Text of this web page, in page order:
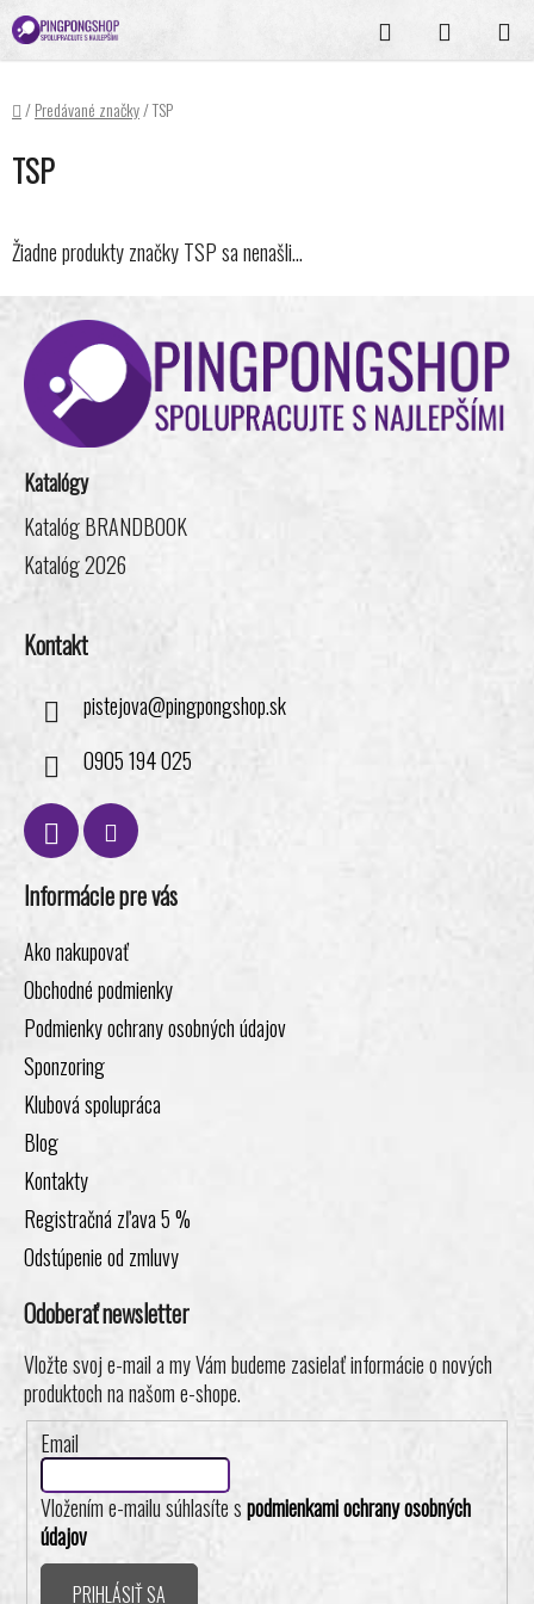
Prejsť
na
obsah
Hľadať
KOŠÍK
Domov
/Predávané značky/TSP
TSP
Žiadne produkty značkyTSPsa nenašli...
Z
Katalógy
Katalóg BRANDBOOK
Katalóg 2026
Kontakt
pistejova@pingpongshop.sk
0905 194 025
Informácie pre vás
Ako nakupovať
Obchodné podmienky
Podmienky ochrany osobných údajov
Sponzoring
Klubová spolupráca
Blog
Kontakty
Registračná zľava 5 %
Odstúpenie od zmluvy
Odoberať newsletter
Vložte svoj e-mail a my Vám budeme zasielať informácie o nových
produktoch na našom e-shope.
Email
Vložením e-mailu súhlasíte spodmienkami ochrany osobných
údajov
PRIHLÁSIŤ SA